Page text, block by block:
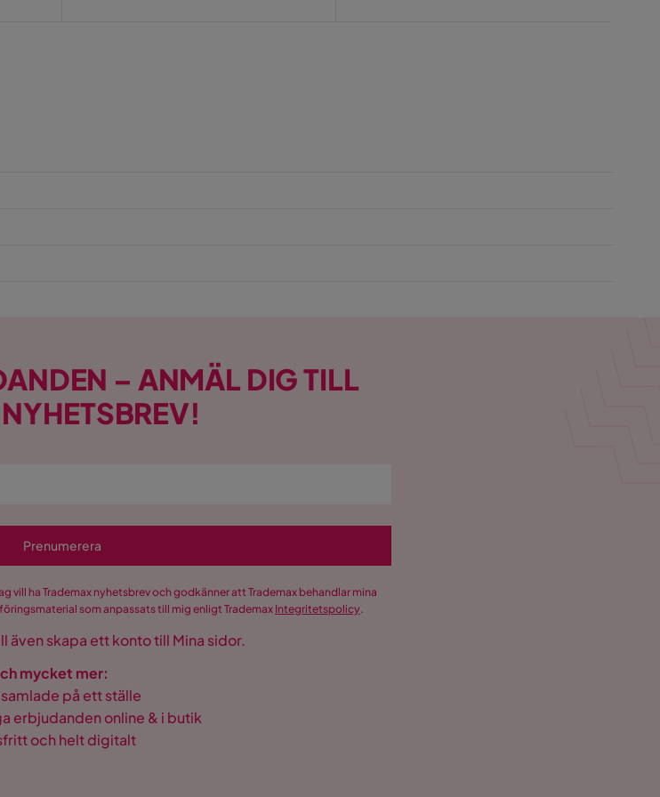
– ANMÄL DIG TILL
Prenumerera
vill ha Trademax nyhetsbrev och godkänner att Trademax behandlar mina
som anpassats till mig enligt TrademaxIntegritetspolicy.
även skapa ett konto till Mina sidor.
mycket mer:
på ett ställe
erbjudanden online & i butik
och helt digitalt